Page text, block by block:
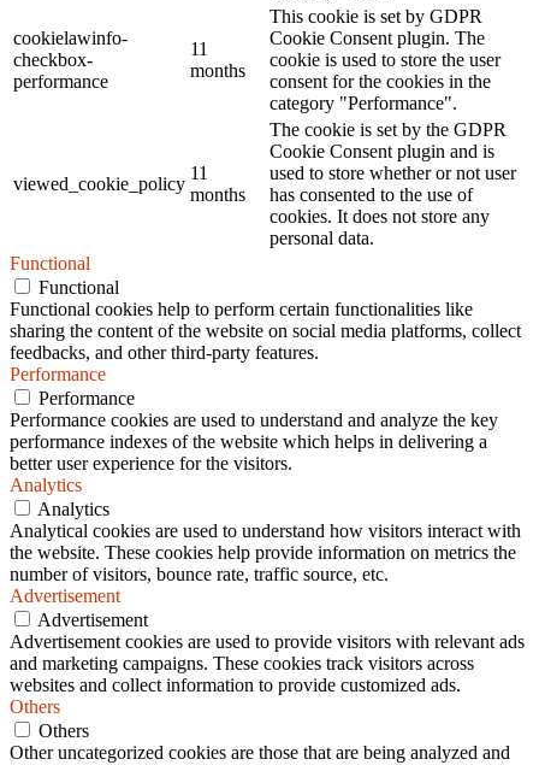
cookielawinfo-
checkbox-
performance
11
months
This cookie is set by GDPR
Cookie Consent plugin. The
cookie is used to store the user
consent for the cookies in the
category "Performance".
viewed_cookie_policy
11
months
The cookie is set by the GDPR
Cookie Consent plugin and is
used to store whether or not user
has consented to the use of
cookies. It does not store any
personal data.
Functional
Functional
Functional cookies help to perform certain functionalities like
sharing the content of the website on social media platforms, collect
feedbacks, and other third-party features.
Performance
Performance
Performance cookies are used to understand and analyze the key
performance indexes of the website which helps in delivering a
better user experience for the visitors.
Analytics
Analytics
Analytical cookies are used to understand how visitors interact with
the website. These cookies help provide information on metrics the
number of visitors, bounce rate, traffic source, etc.
Advertisement
Advertisement
Advertisement cookies are used to provide visitors with relevant ads
and marketing campaigns. These cookies track visitors across
websites and collect information to provide customized ads.
Others
Others
Other uncategorized cookies are those that are being analyzed and